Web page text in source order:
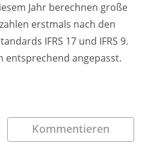
Jahr berechnen große
erstmals nach den
IFRS 17 und IFRS 9.
entsprechend angepasst.
Kommentieren